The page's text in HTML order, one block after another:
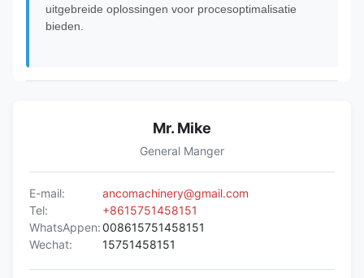
uitgebreide oplossingen voor procesoptimalisatie
bieden.
Mr. Mike
General Manger
E-mail:
ancomachinery@gmail.com
Tel:
+8615751458151
WhatsAppen:008615751458151
Wechat:
15751458151